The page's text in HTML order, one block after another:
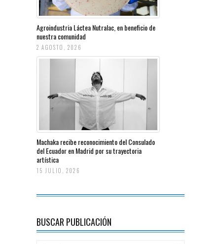
Agroindustria Láctea Nutralac, en beneficio de
nuestra comunidad
2 AGOSTO, 2026
Machaka recibe reconocimiento del Consulado
del Ecuador en Madrid por su trayectoria
artística
15 JULIO, 2026
BUSCAR PUBLICACIÓN